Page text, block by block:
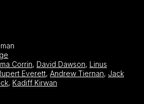
Corrin, David Dawson, Linus
Everett, Andrew Tiernan, Jack
, Kadiff Kirwan